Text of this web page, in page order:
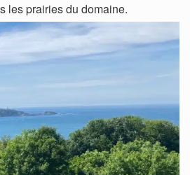
les prairies du domaine.